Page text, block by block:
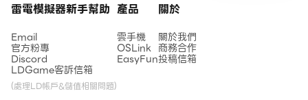
雷電模擬器新手幫助
Email
官方粉專
Discord
LDGame客訴信箱
(處理LD帳戶&儲值相關問題)
產品
雲手機
OSLink
EasyFun
關於
關於我們
商務合作
投稿信箱